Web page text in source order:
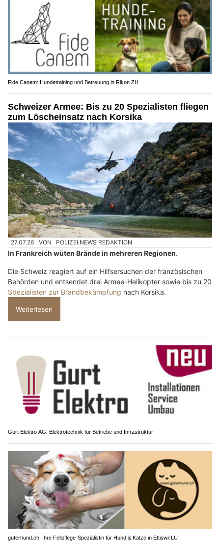
Fide Canem: Hundetraining und Betreuung in Rikon ZH
Schweizer Armee: Bis zu 20 Spezialisten fliegen
zum Löscheinsatz nach Korsika
27.07.26 VON POLIZEI.NEWS REDAKTION
In Frankreich wüten Brände in mehreren Regionen.
Die Schweiz reagiert auf ein Hilfsersuchen der französischen
Behörden und entsendet drei Armee-Helikopter sowie bis zu 20
Spezialisten zur Brandbekämpfung nach Korsika.
Weiterlesen
Gurt Elektro AG: Elektrotechnik für Betriebe und Infrastruktur
guterhund.ch: Ihre Fellpflege-Spezialistin für Hund & Katze in Ettiswil LU